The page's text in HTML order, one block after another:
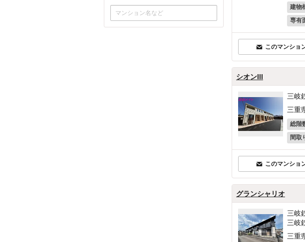
建物
専有
このマンショ
シオンIII
三岐
三重
総階
間取
このマンショ
グランシャリオ
三岐
三岐
三重